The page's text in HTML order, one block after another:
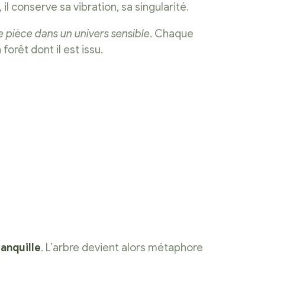
conserve sa vibration, sa singularité.
pièce dans un univers sensible. Chaque
forêt dont il est issu.
. L’arbre devient alors métaphore